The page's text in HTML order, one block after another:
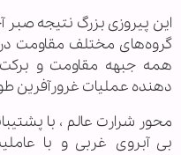
این پیروزی بزرگ نتیجه صبر
گروه‌های مختلف مقاومت
همه جبهه مقاومت و
دهنده عملیات غرورآفرین
محور شرارت عالم ، با
بی آبروی غربی و با